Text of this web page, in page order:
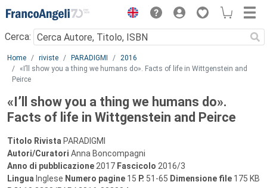
Menu
Cerca:
Main content
Home riviste PARADIGMI
2016
«I’ll show you a thing we humans do». Facts of life in Wittgenstein and
Peirce
«I’ll show you a thing we humans do».
Facts of life in Wittgenstein and Peirce
Titolo Rivista PARADIGMI
Autori/Curatori Anna Boncompagni
Anno di pubblicazione 2017 Fascicolo 2016/3
Lingua Inglese Numero pagine 15 P. 51-65 Dimensione file 175 KB